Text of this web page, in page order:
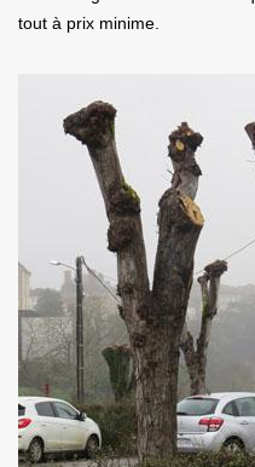
tout à prix minime.